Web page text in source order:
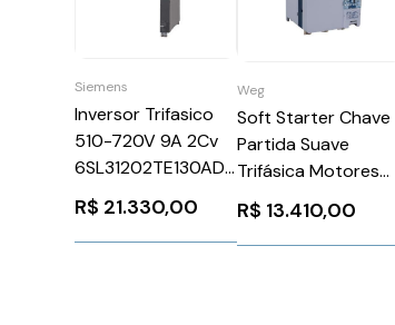
Siemens
Inversor Trifasico
510-720V 9A 2Cv
6SL31202TE130AD0
Siemens 518773
R$ 21.330,00
Weg
Soft Starter Chave
Partida Suave
Trifásica Motores
220-575v 365a
SSW070365T5SH2Z
WEG Weg
R$ 13.410,00